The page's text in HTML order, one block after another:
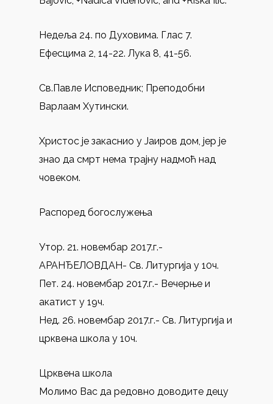
Недеља 24. по Духовима. Глас 7.
Ефесцима 2, 14-22. Лука 8, 41-56.
Св.Павле Исповедник; Преподобни
Варлаам Хутински.
Христос је закаснио у Јаиров дом, јер је
знао да смрт нема трајну надмоћ над
човеком.
Распоред богослужења
Утор. 21. новембар 2017.г.-
АРАНЂЕЛОВДАН- Св. Литургија у 10ч.
Пет. 24. новембар 2017.г.- Вeчерње и
акатист у 19ч.
Нед. 26. новембар 2017.г.- Св. Литургија и
црквена школа у 10ч.
Црквена школа
Молимо Вас да редовно доводите децу